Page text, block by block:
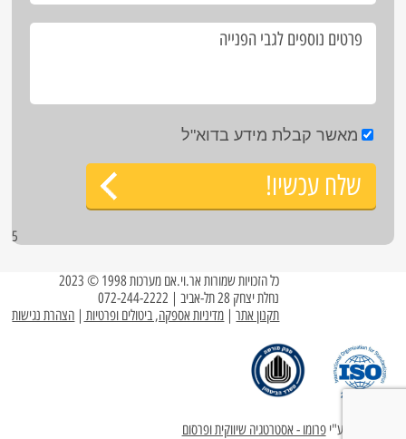
מאשר קבלת מידע בדוא"ל
שלח עכשיו!
5
כל הזכויות שמורות אר.וי.אם מערכות 1998 © 2023
נחלת יצחק 28 תל-אביב | 072-244-2222
תקנון אתר| מדיניות אספקה, ביטולים ופרטיות | הצהרת נגישות
עוצב ופותח ע"יפרומו - אסטרטגיה שיווקית ופרסום